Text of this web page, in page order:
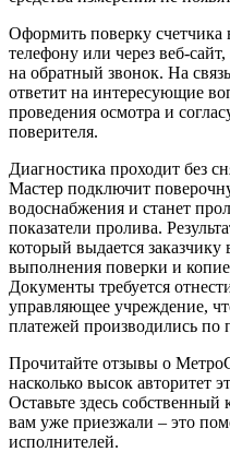
Оформить поверку
телефону или через веб-
на обратный звонок. На
ответит на интересующие
проведения осмотра и
поверителя.
Диагностика проходит без
Мастер подключит
водоснабжения и станет
показатели пролива.
который выдается
выполнения поверки и
Документы требуется
управляющее учреждение,
платежей производились по
Прочитайте отзывы о
насколько высок авторитет
Оставьте здесь
вам уже приезжали – это
исполнителей.